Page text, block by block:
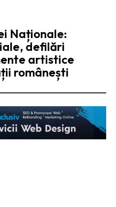
Naționale:
defilări
artistice
românești